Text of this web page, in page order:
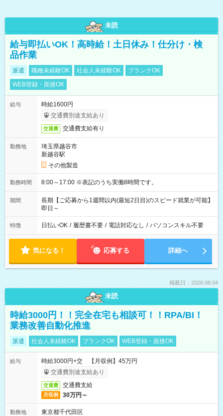
未読
給与即払いOK！高時給！土日休み！仕分け・検
品作業
派遣 職種未経験OK 社会人未経験OK
ブランクOK
WEB登録・面接OK
給与
時給1600円
交通費別途支給あり
交通費 交通費支給有り
勤務地
埼玉県越谷市
新越谷駅
その他製造
勤務時間 8:00～17:00 ※表記のうち実働8時間です。
期間
長期【ご応募から1週間以内(最短2日目)のスピード就業が可能】
即日～
特徴 日払いOK / 履歴書不要 / 電話対応なし / パソコンスキル不要
気になる！ 応募する 詳細へ
掲載日：2026.08.04
未読
時給3000円！！完全在宅も相談可！！RPA/BI！
業務改善自動化推進
派遣 社会人未経験OK ブランクOK WEB登録・面接OK
給与
時給3000円+交 【月収例】45万円
交通費別途支給あり
交通費 交通費支給
月収例 30万円～
勤務地
東京都千代田区